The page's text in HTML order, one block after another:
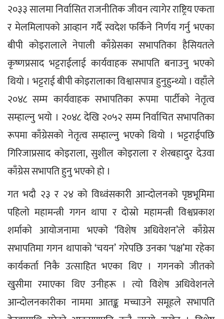
२०३३ सालमा निर्वासित राजनीतिक जीवन त्यागेर राष्ट्रिय एकता
र मेलमिलापको आव्हान गर्दै स्वदेश फर्किने निर्णय गर्नु भएका
बीपी कोइरालाले नेपाली काँग्रेसका सभापतिका हैसियतले
कृष्णप्रसाद भट्टराईलाई कार्यवाहक सभापति बनाउनु भएको
थियो । भट्टराई बीपी कोइरालाका विश्वासपात्र हुनुहुन्थ्यो । वहाँले
२०४८ सम्म कार्यवाहक सभापतिका रूपमा पार्टीको नेतृत्व
सम्हाल्नु भयो । २०४८ देखि २०५२ सम्म निर्वाचित सभापतिका
रूपमा काँग्रेसको नेतृत्व सम्हाल्नु भएको थियो । भट्टराईपछि
गिरिजाप्रसाद कोइराला, सुशील कोइराला र शेरबहादुर देउवा
काँग्रेस सभापति हुनु भएको हो ।
गत भदौ २३ र २४ को विध्वंसकारी आन्दोलनको पृष्ठभूमिमा
पहिलो महामन्त्री गगन थापा र दोस्रो महामन्त्री विश्वप्रकाश
शर्माको आयोजनामा भएको ‘विशेष अधिवेशन’ले काँग्रेस
सभापतिमा गगन थापाको ‘चयन’ गरेपछि उनका ‘पक्ष’मा रहेका
कार्यकर्ता निकै उत्साहित भएका थिए । गगनको जीतको
खुसीमा रमाएका थिए उनीहरू । त्यो विशेष अधिवेशनले
आन्दोलनकारीका नाममा आतङ्क मच्चाउने समूहले सभापति